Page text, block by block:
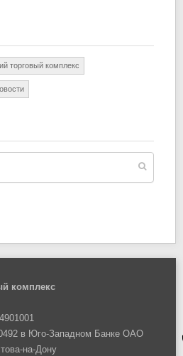
торговый комплекс
комплекс
в Юго-Западном Банке ОАО
на-Дону